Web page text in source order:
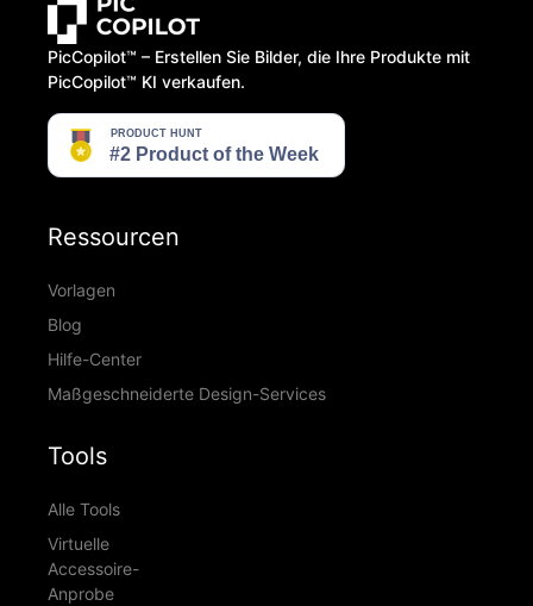
PicCopilot™️ – Erstellen Sie Bilder, die Ihre Produkte mit
PicCopilot™️ KI verkaufen.
Ressourcen
Vorlagen
Blog
Hilfe-Center
Maßgeschneiderte Design-Services
Tools
Alle Tools
Virtuelle
Accessoire-
Anprobe